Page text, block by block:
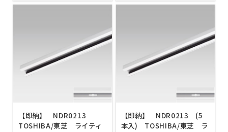
【即納】 NDR0213
TOSHIBA/東芝 ライティ
【即納】 NDR0213 (5
本入) TOSHIBA/東芝 ラ